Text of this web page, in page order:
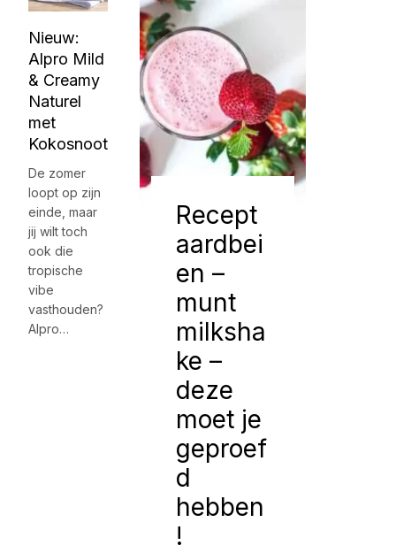
Nieuw:
Alpro Mild
& Creamy
Naturel
met
Kokosnoot
De zomer
loopt op zijn
einde, maar
jij wilt toch
ook die
tropische
vibe
vasthouden?
Alpro…
Recept
aardbei
en –
munt
milksha
ke –
deze
moet je
geproef
d
hebben
!